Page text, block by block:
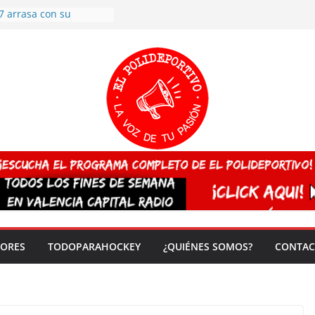
arrasa con su
España sub20
del mundo
vez!
TODOPARAHOCKEY ¿QUIÉNES SOMOS?